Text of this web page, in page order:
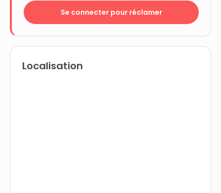
Se connecter pour réclamer
Localisation